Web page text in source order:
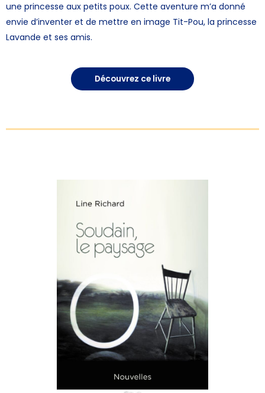
une princesse aux petits poux. Cette aventure m’a donné
envie d’inventer et de mettre en image Tit-Pou, la princesse
Lavande et ses amis.
Découvrez ce livre